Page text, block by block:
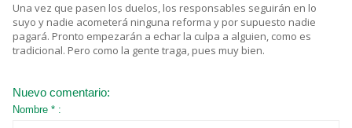
Una vez que pasen los duelos, los responsables seguirán en lo
suyo y nadie acometerá ninguna reforma y por supuesto nadie
pagará. Pronto empezarán a echar la culpa a alguien, como es
tradicional. Pero como la gente traga, pues muy bien.
Nuevo comentario:
Nombre * :